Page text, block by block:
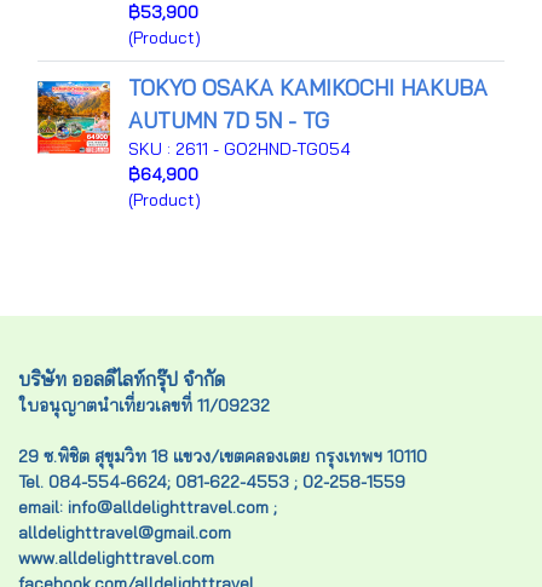
฿53,900
(Product)
TOKYO OSAKA KAMIKOCHI HAKUBA
AUTUMN 7D 5N - TG
SKU : 2611 - GO2HND-TG054
฿64,900
(Product)
บริษัท ออลดีไลท์กรุ๊ป จำกัด
ใบอนุญาตนำเที่ยวเลขที่ 11/09232
29 ซ.พิชิต สุขุมวิท 18 แขวง/เขตคลองเตย กรุงเทพฯ 10110
Tel. 084-554-6624; 081-622-4553 ; 02-258-1559
email: info@alldelighttravel.com ;
alldelighttravel@gmail.com
www.alldelighttravel.com